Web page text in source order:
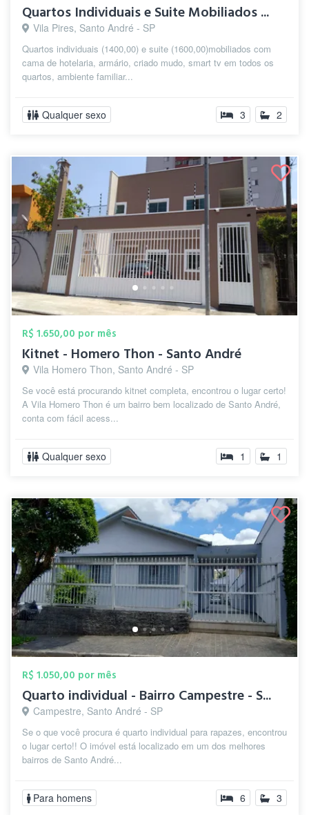
Quartos Individuais e Suite Mobiliados ...
Vila Pires, Santo André - SP
Quartos individuais (1400,00) e suite (1600,00)mobiliados com
cama de hotelaria, armário, criado mudo, smart tv em todos os
quartos, ambiente familiar...
Qualquer sexo 3 2
R$ 1.650,00 por mês
Kitnet - Homero Thon - Santo André
Vila Homero Thon, Santo André - SP
Se você está procurando kitnet completa, encontrou o lugar certo!
A Vila Homero Thon é um bairro bem localizado de Santo André,
conta com fácil acess...
Qualquer sexo 1 1
R$ 1.050,00 por mês
Quarto individual - Bairro Campestre - S...
Campestre, Santo André - SP
Se o que você procura é quarto individual para rapazes, encontrou
o lugar certo!! O imóvel está localizado em um dos melhores
bairros de Santo André...
Para homens 6 3